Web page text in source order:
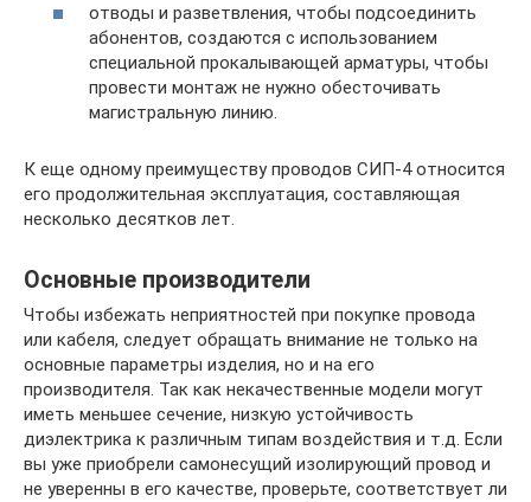
отводы и разветвления, чтобы подсоединить
абонентов, создаются с использованием
специальной прокалывающей арматуры, чтобы
провести монтаж не нужно обесточивать
магистральную линию.
К еще одному преимуществу проводов СИП-4 относится
его продолжительная эксплуатация, составляющая
несколько десятков лет.
Основные производители
Чтобы избежать неприятностей при покупке провода
или кабеля, следует обращать внимание не только на
основные параметры изделия, но и на его
производителя. Так как некачественные модели могут
иметь меньшее сечение, низкую устойчивость
диэлектрика к различным типам воздействия и т.д. Если
вы уже приобрели самонесущий изолирующий провод и
не уверенны в его качестве, проверьте, соответствует ли